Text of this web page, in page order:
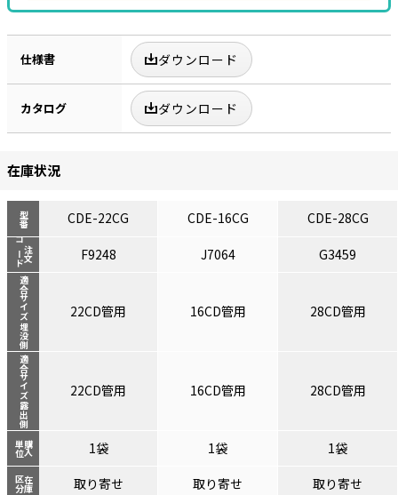
仕様書 ダウンロード
カタログ ダウンロード
在庫状況
型番
注文
コード
適合サイズ 埋没側
適合サイズ 露出側
購入
単位
在庫
区分
CDE-22CG CDE-16CG CDE-28CG
F9248 J7064 G3459
22CD管用 16CD管用 28CD管用
22CD管用 16CD管用 28CD管用
1袋 1袋
1袋
取り寄せ
取り寄せ 取り寄せ